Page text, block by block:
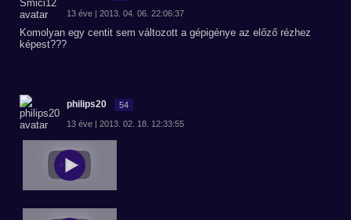
13 éve | 2013. 04. 06. 22:06:37
Komolyan egy centit sem változott a gépigénye az előző rézhez
képest???
philips20 54
13 éve | 2013. 02. 18. 12:33:55